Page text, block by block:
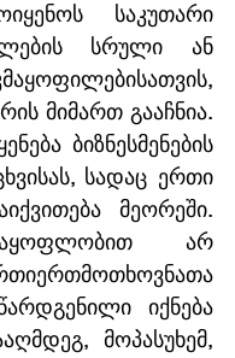
საკუთარი
სრული ან
მიმართ გააჩნია.
ბიზნესმენების
სადაც ერთი
მეორეში.
არ
იქნება
მოპასუხემ,